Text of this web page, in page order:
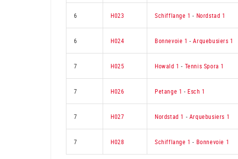
6 H023 Schifflange 1 - Nordstad 1
6 H024 Bonnevoie 1 -Arquebusiers 1
7 H025 Howald 1 - Tennis Spora 1
7 H026 Petange 1 - Esch 1
7 H027 Nordstad 1 - Arquebusiers 1
7 H028 Schifflange 1 - Bonnevoie 1